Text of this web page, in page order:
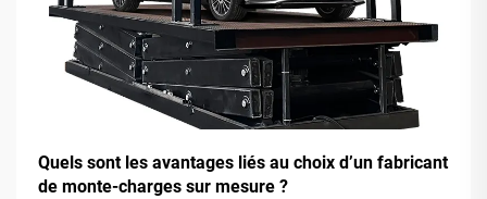
Quels sont les avantages liés au choix d’un fabricant
de monte-charges sur mesure ?